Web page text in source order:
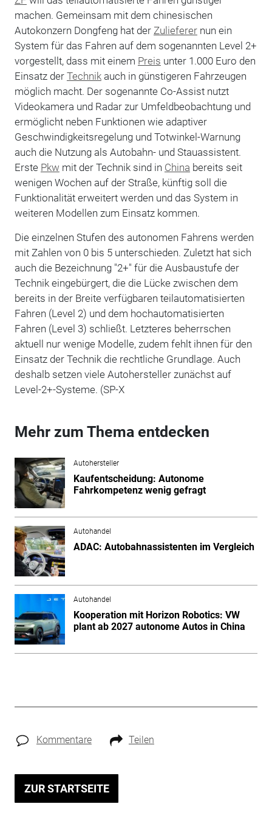
machen. Gemeinsam mit dem chinesischen
Autokonzern Dongfeng hat der Zulieferernun ein
System für das Fahren auf dem sogenannten Level 2+
vorgestellt, dass mit einem Preis unter 1.000 Euro den
Einsatz der Technikauch in günstigeren Fahrzeugen
möglich macht. Der sogenannte Co-Assist nutzt
Videokamera und Radar zur Umfeldbeobachtung und
ermöglicht neben Funktionen wie adaptiver
Geschwindigkeitsregelung und Totwinkel-Warnung
auch die Nutzung als Autobahn- und Stauassistent.
Erste Pkw mit der Technik sind in China bereits seit
wenigen Wochen auf der Straße, künftig soll die
Funktionalität erweitert werden und das System in
weiteren Modellen zum Einsatz kommen.
Die einzelnen Stufen des autonomen Fahrens werden
mit Zahlen von 0 bis 5 unterschieden. Zuletzt hat sich
auch die Bezeichnung "2+" für die Ausbaustufe der
Technik eingebürgert, die die Lücke zwischen dem
bereits in der Breite verfügbaren teilautomatisierten
Fahren (Level 2) und dem hochautomatisierten
Fahren (Level 3) schließt. Letzteres beherrschen
aktuell nur wenige Modelle, zudem fehlt ihnen für den
Einsatz der Technik die rechtliche Grundlage. Auch
deshalb setzen viele Autohersteller zunächst auf
Level-2+-Systeme. (SP-X
Mehr zum Thema entdecken
Autohersteller
Kaufentscheidung: Autonome
Fahrkompetenz wenig gefragt
Autohandel
ADAC: Autobahnassistenten im Vergleich
Autohandel
Kooperation mit Horizon Robotics: VW
plant ab 2027 autonome Autos in China
Kommentare Teilen
ZUR STARTSEITE